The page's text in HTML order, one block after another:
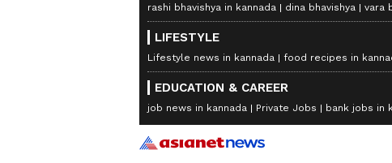
rashi bhavishya in kannada dina bhavishya vara
LIFESTYLE
Lifestyle news in kannada food recipes in
EDUCATION & CAREER
job news in kannada Private Jobs bank jobs in